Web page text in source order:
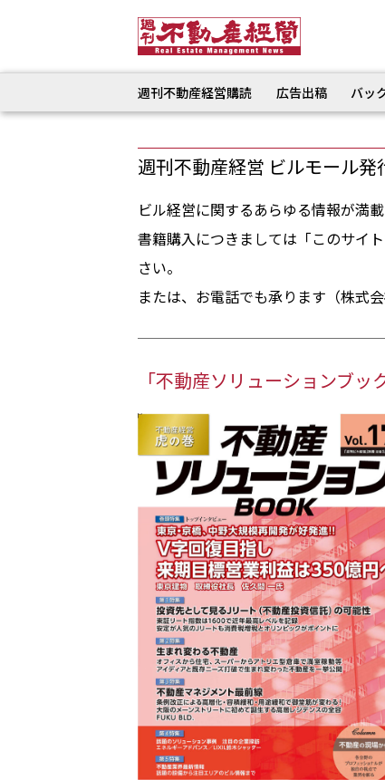
週刊不動産経営購読 広告出稿 バッ
週刊不動産経営 ビルモール発
ビル経営に関するあらゆる情報が満載
書籍購入につきましては「このサイ
さい。
または、お電話でも承ります（株式
「不動産ソリューションブッ